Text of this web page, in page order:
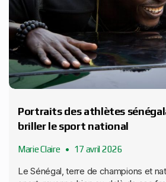
Portraits des athlètes
briller le sport national
Marie Claire 17 avril 2026
Le Sénégal, terre de champions et